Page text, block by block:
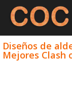
Diseños de
Mejores Clash